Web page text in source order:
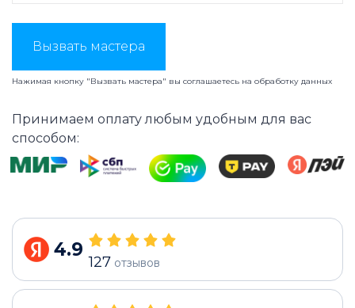
Вызвать мастера
Нажимая кнопку "Вызвать мастера" вы соглашаетесь на обработку данных
Принимаем оплату любым удобным для вас
способом:
4.9
127 отзывов